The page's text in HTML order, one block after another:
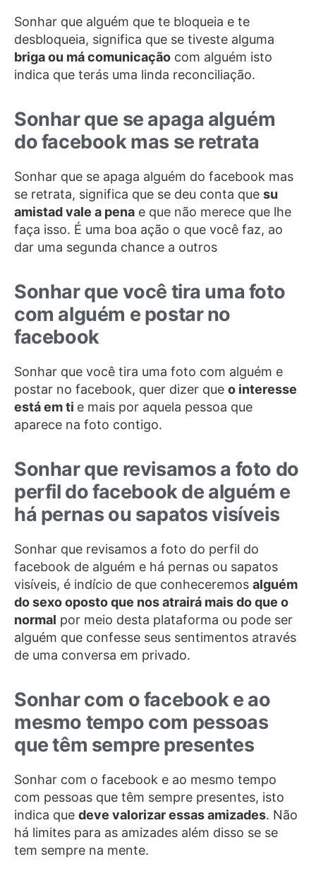
Sonhar que alguém que te bloqueia e te
desbloqueia, significa que se tiveste alguma
briga ou má comunicação com alguém isto
indica que terás uma linda reconciliação.
Sonhar que se apaga alguém
do facebook mas se retrata
Sonhar que se apaga alguém do facebook mas
se retrata, significa que se deu conta que su
amistad vale a pena e que não merece que lhe
faça isso. É uma boa ação o que você faz, ao
dar uma segunda chance a outros
Sonhar que você tira uma foto
com alguém e postar no
facebook
Sonhar que você tira uma foto com alguém e
postar no facebook, quer dizer que o interesse
está em ti e mais por aquela pessoa que
aparece na foto contigo.
Sonhar que revisamos a foto do
perfil do facebook de alguém e
há pernas ou sapatos visíveis
Sonhar que revisamos a foto do perfil do
facebook de alguém e há pernas ou sapatos
visíveis, é indício de que conheceremos alguém
do sexo oposto que nos atrairá mais do que o
normal por meio desta plataforma ou pode ser
alguém que confesse seus sentimentos através
de uma conversa em privado.
Sonhar com o facebook e ao
mesmo tempo com pessoas
que têm sempre presentes
Sonhar com o facebook e ao mesmo tempo
com pessoas que têm sempre presentes, isto
indica que deve valorizar essas amizades. Não
há limites para as amizades além disso se se
tem sempre na mente.